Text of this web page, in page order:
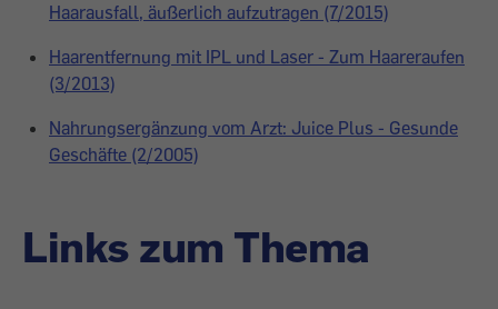
Haarausfall, äußerlich aufzutragen (7/2015)
Haarentfernung mit IPL und Laser - Zum Haareraufen
(3/2013)
Nahrungsergänzung vom Arzt: Juice Plus - Gesunde
Geschäfte (2/2005)
Links zum Thema